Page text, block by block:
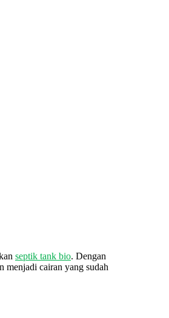
septik tank bio. Dengan
menjadi cairan yang sudah